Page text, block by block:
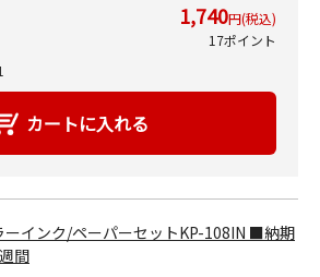
1,740円(税込)
17ポイント
ーインク/ペーパーセットKP-108IN ■納期
間